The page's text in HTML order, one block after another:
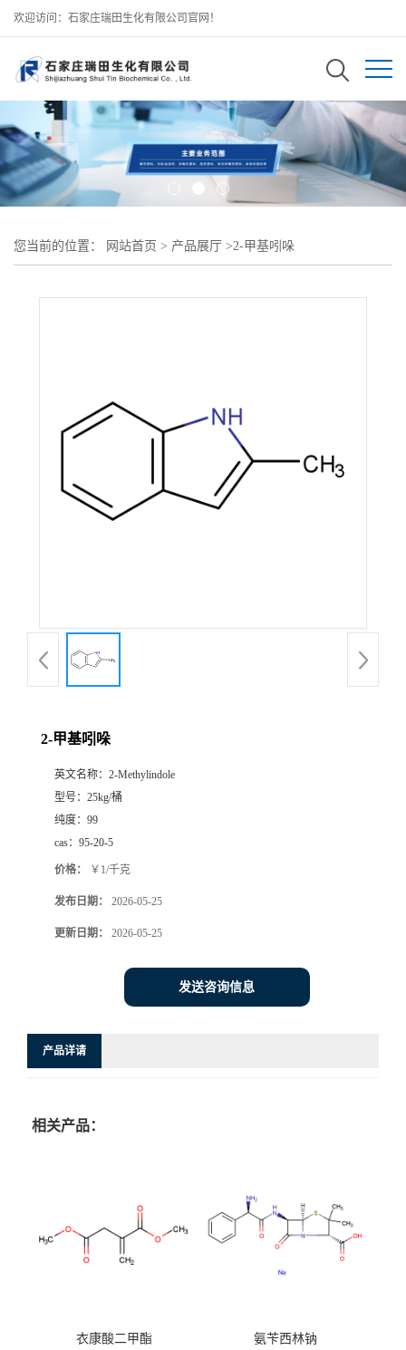
欢迎访问：石家庄瑞田生化有限公司官网！
您当前的位置： 网站首页 > 产品展厅 >2-甲基吲哚
2-甲基吲哚
英文名称： 2-Methylindole
型号： 25kg/桶
纯度： 99
cas： 95-20-5
价格： ￥1/千克
发布日期： 2026-05-25
更新日期： 2026-05-25
发送咨询信息
产品详请
相关产品：
衣康酸二甲酯 氨苄西林钠